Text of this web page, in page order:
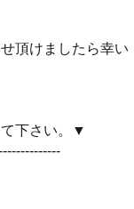
頂けましたら幸い
下さい。▼